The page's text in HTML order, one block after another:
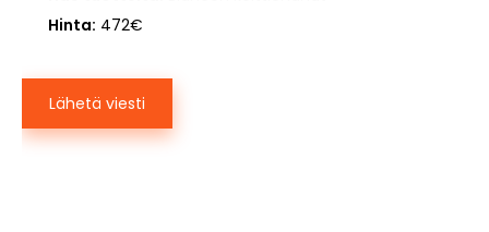
Hinta: 472€
Lähetä viesti